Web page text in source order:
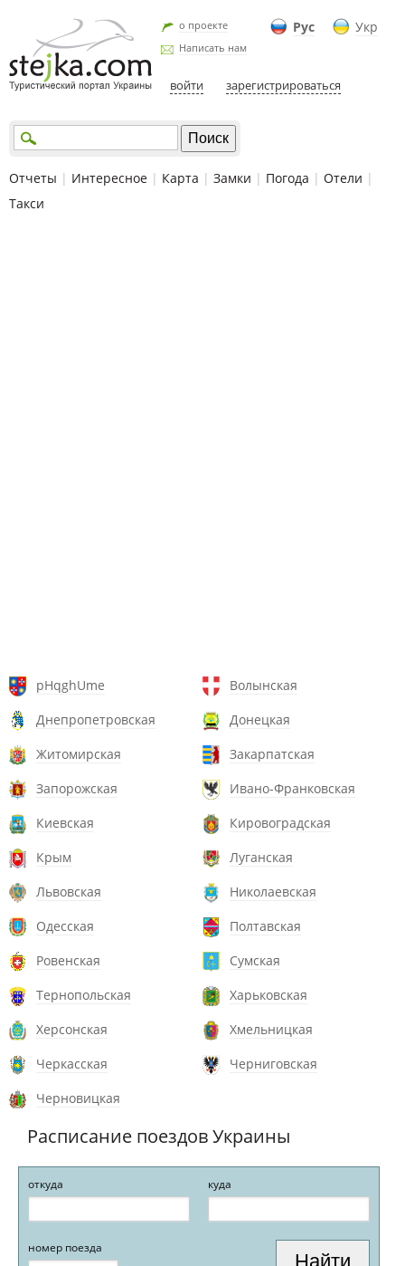
Рус Укр
о проекте
Написать нам
войти зарегистрироваться
Отчеты | Интересное | Карта | Замки | Погода | Отели |
Такси
pHqghUme
Волынская
Днепропетровская
Донецкая
Житомирская
Закарпатская
Запорожская
Ивано-Франковская
Киевская
Кировоградская
Крым
Луганская
Львовская
Николаевская
Одесская
Полтавская
Ровенская
Сумская
Тернопольская
Харьковская
Херсонская
Хмельницкая
Черкасская
Черниговская
Черновицкая
Расписание поездов Украины
откуда куда
номер поезда